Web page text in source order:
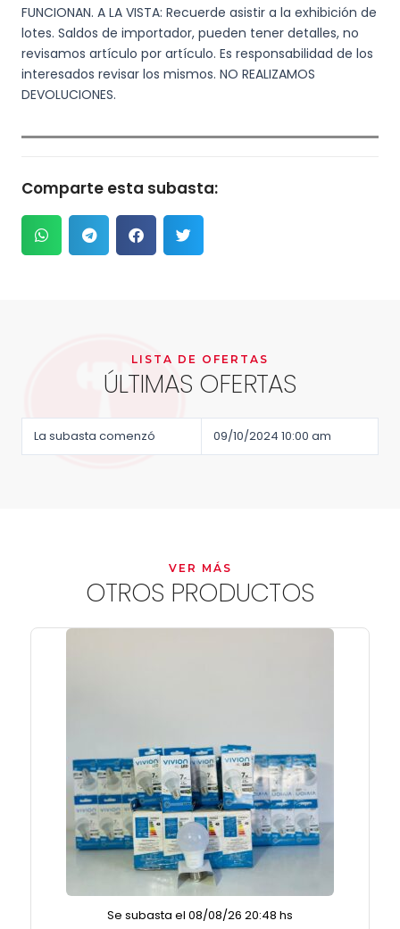
FUNCIONAN. A LA VISTA: Recuerde asistir a la exhibición de
lotes. Saldos de importador, pueden tener detalles, no
revisamos artículo por artículo. Es responsabilidad de los
interesados revisar los mismos. NO REALIZAMOS
DEVOLUCIONES.
Comparte esta subasta:
LISTA DE OFERTAS
ÚLTIMAS OFERTAS
La subasta comenzó 09/10/2024 10:00 am
VER MÁS
OTROS PRODUCTOS
Se subasta el 08/08/26 20:48 hs